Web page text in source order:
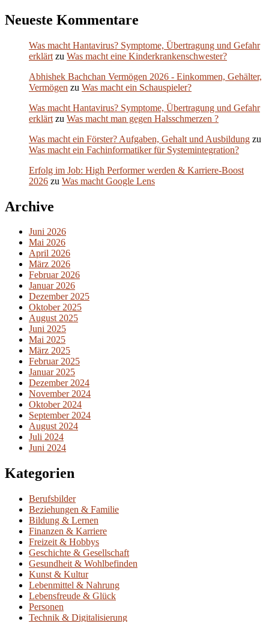
Neueste Kommentare
Was macht Hantavirus? Symptome, Übertragung und Gefahr
erklärt zu Was macht eine Kinderkrankenschwester?
Abhishek Bachchan Vermögen 2026 - Einkommen, Gehälter,
Vermögen zu Was macht ein Schauspieler?
Was macht Hantavirus? Symptome, Übertragung und Gefahr
erklärt zu Was macht man gegen Halsschmerzen ?
Was macht ein Förster? Aufgaben, Gehalt und Ausbildung zu
Was macht ein Fachinformatiker für Systemintegration?
Erfolg im Job: High Performer werden & Karriere-Boost
2026 zu Was macht Google Lens
Archive
Juni 2026
Mai 2026
April 2026
März 2026
Februar 2026
Januar 2026
Dezember 2025
Oktober 2025
August 2025
Juni 2025
Mai 2025
März 2025
Februar 2025
Januar 2025
Dezember 2024
November 2024
Oktober 2024
September 2024
August 2024
Juli 2024
Juni 2024
Kategorien
Berufsbilder
Beziehungen & Familie
Bildung & Lernen
Finanzen & Karriere
Freizeit & Hobbys
Geschichte & Gesellschaft
Gesundheit & Wohlbefinden
Kunst & Kultur
Lebenmittel & Nahrung
Lebensfreude & Glück
Personen
Technik & Digitalisierung